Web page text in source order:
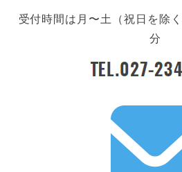
受付時間は月〜土（祝日を除
分